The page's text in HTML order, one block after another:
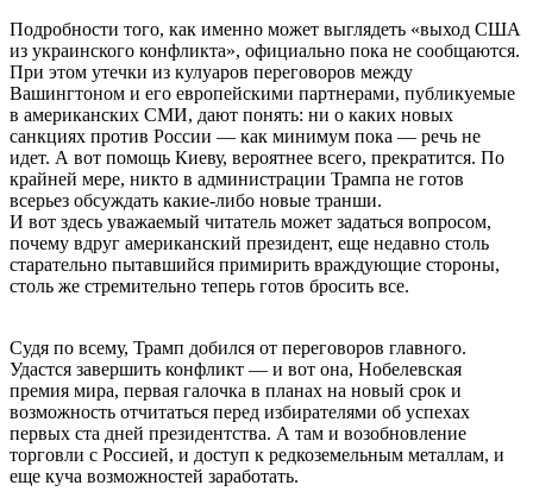
Подробности того, как именно может выглядеть «выход США
из украинского конфликта», официально пока не сообщаются.
При этом утечки из кулуаров переговоров между
Вашингтоном и его европейскими партнерами, публикуемые
в американских СМИ, дают понять: ни о каких новых
санкциях против России — как минимум пока — речь не
идет. А вот помощь Киеву, вероятнее всего, прекратится. По
крайней мере, никто в администрации Трампа не готов
всерьез обсуждать какие-либо новые транши.
И вот здесь уважаемый читатель может задаться вопросом,
почему вдруг американский президент, еще недавно столь
старательно пытавшийся примирить враждующие стороны,
столь же стремительно теперь готов бросить все.
Судя по всему, Трамп добился от переговоров главного.
Удастся завершить конфликт — и вот она, Нобелевская
премия мира, первая галочка в планах на новый срок и
возможность отчитаться перед избирателями об успехах
первых ста дней президентства. А там и возобновление
торговли с Россией, и доступ к редкоземельным металлам, и
еще куча возможностей заработать.